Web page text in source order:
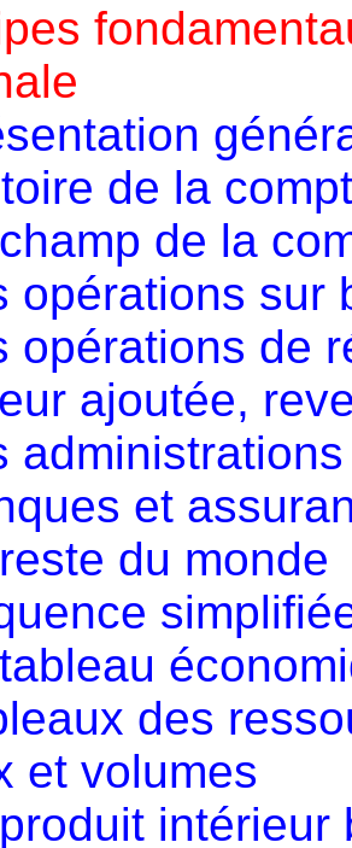
de la
de la
opérations sur
opérations de
ajoutée,
et
du monde
des
et volumes
intérieur